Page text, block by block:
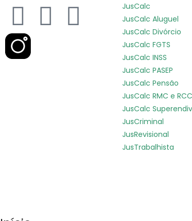
JusCalc
JusCalc Aluguel
JusCalc Divórcio
JusCalc FGTS
JusCalc INSS
JusCalc PASEP
JusCalc Pensão
JusCalc RMC e RCC
JusCalc
JusCriminal
JusRevisional
JusTrabalhista